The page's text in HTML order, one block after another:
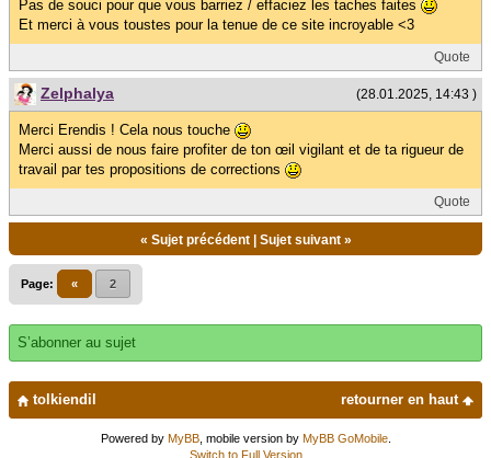
Pas de souci pour que vous barriez / effaciez les taches faites
Et merci à vous toustes pour la tenue de ce site incroyable <3
Quote
(28.01.2025, 14:43 )
Zelphalya
Merci Erendis ! Cela nous touche
Merci aussi de nous faire profiter de ton œil vigilant et de ta rigueur de
travail par tes propositions de corrections
Quote
« Sujet précédent| Sujet suivant»
Page: « 2
S’abonner au sujet
retourner en haut
tolkiendil
Powered by MyBB, mobile version by MyBB GoMobile.
Switch to Full Version